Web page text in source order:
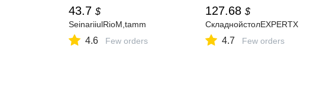
43.7 $
SeinariiulRioM,tamm
4.6 Few orders
127.68 $
CкладнойстолEXPERTX
4.7 Few orders